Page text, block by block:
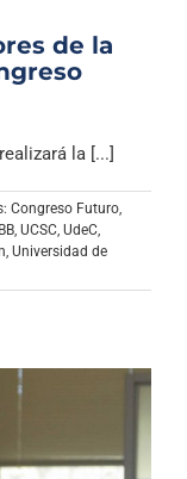
de la
la [...]
Congreso Futuro,
, UCSC, UdeC,
, Universidad de